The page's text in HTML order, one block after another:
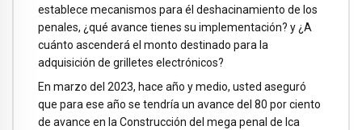
establece mecanismos para él deshacinamiento de los
penales, ¿qué avance tienes su implementación? y ¿A
cuánto ascenderá el monto destinado para la
adquisición de grilletes electrónicos?
En marzo del 2023, hace año y medio, usted aseguró
que para ese año se tendría un avance del 80 por ciento
de avance en la Construcción del mega penal de lca